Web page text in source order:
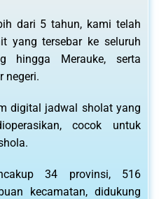
dari 5 tahun, kami telah
yang tersebar ke seluruh
hingga Merauke, serta
negeri.
digital jadwal sholat yang
cocok untuk
34 provinsi, 516
kecamatan, didukung